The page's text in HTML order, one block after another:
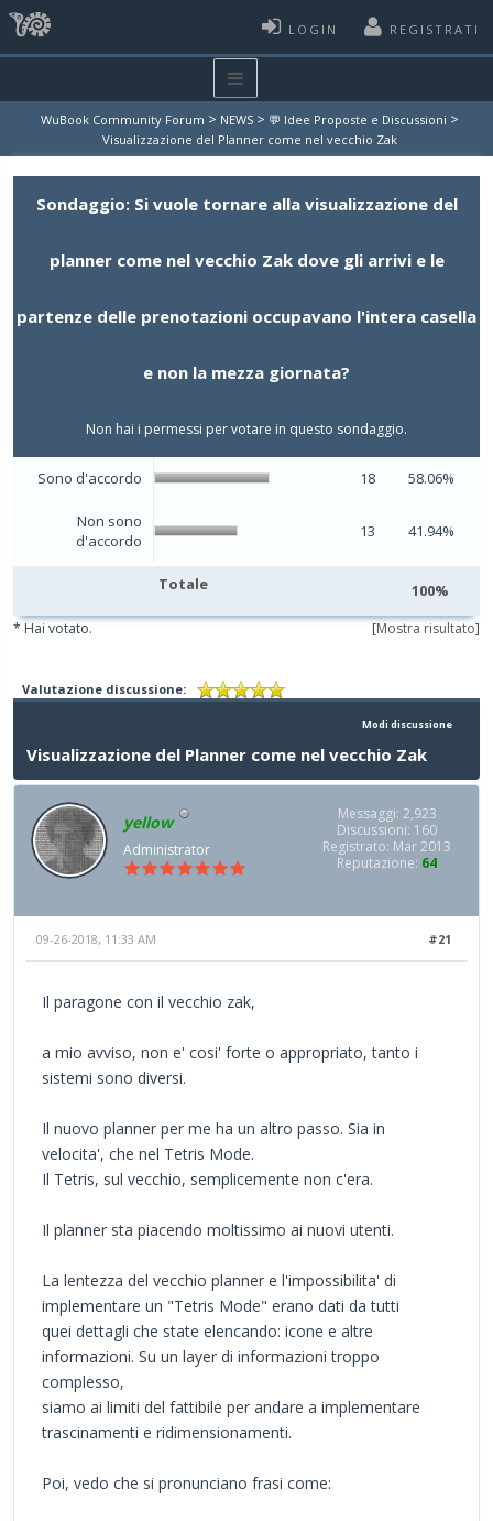
LOGIN REGISTRATI
WuBook Community Forum > NEWS > 💬 Idee Proposte e Discussioni >
Visualizzazione del Planner come nel vecchio Zak
Sondaggio: Si vuole tornare alla visualizzazione del
planner come nel vecchio Zak dove gli arrivi e le
partenze delle prenotazioni occupavano l'intera casella
e non la mezza giornata?
Non hai i permessi per votare in questo sondaggio.
Sono d'accordo 18 58.06%
Non sono
d'accordo
13 41.94%
Totale 100%
* Hai votato. [Mostra risultato]
Valutazione discussione:
Modi discussione
Visualizzazione del Planner come nel vecchio Zak
yellow
Administrator
Messaggi: 2,923
Discussioni: 160
Registrato: Mar 2013
Reputazione: 64
#21
09-26-2018, 11:33 AM
Il paragone con il vecchio zak,
a mio avviso, non e' cosi' forte o appropriato, tanto i
sistemi sono diversi.
Il nuovo planner per me ha un altro passo. Sia in
velocita', che nel Tetris Mode.
Il Tetris, sul vecchio, semplicemente non c'era.
Il planner sta piacendo moltissimo ai nuovi utenti.
La lentezza del vecchio planner e l'impossibilita' di
implementare un "Tetris Mode" erano dati da tutti
quei dettagli che state elencando: icone e altre
informazioni. Su un layer di informazioni troppo
complesso,
siamo ai limiti del fattibile per andare a implementare
trascinamenti e ridimensionamenti.
Poi, vedo che si pronunciano frasi come: